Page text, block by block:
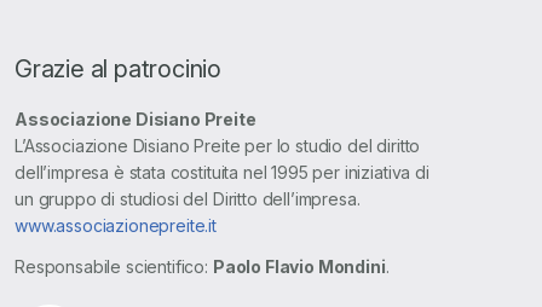
Grazie al patrocinio
Associazione Disiano Preite
L’Associazione Disiano Preite per lo studio del diritto
dell’impresa è stata costituita nel 1995 per iniziativa di
un gruppo di studiosi del Diritto dell’impresa.
www.associazionepreite.it
Responsabile scientifico: Paolo Flavio Mondini.